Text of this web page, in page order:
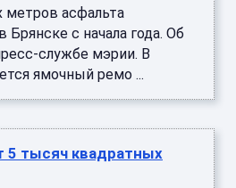
метров асфальта
Брянске с начала года. Об
службе мэрии. В
ямочный ремо ...
5 тысяч квадратных